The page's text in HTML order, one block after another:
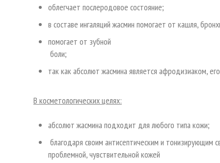
облегчает послеродовое состояние;
в составе ингаляций жасмин помогает от кашля,
помогает от зубной
боли;
так как абсолют жасмина является афродизиаком,
В косметологических целях:
абсолют жасмина подходит для любого типа кожи;
благодаря своим антисептическим и тонизирующим
проблемной, чувствительной кожей